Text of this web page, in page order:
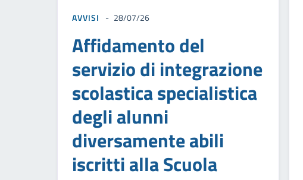
AVVISI 28/07/26
Affidamento del
servizio di integrazione
scolastica specialistica
degli alunni
diversamente abili
iscritti alla Scuola